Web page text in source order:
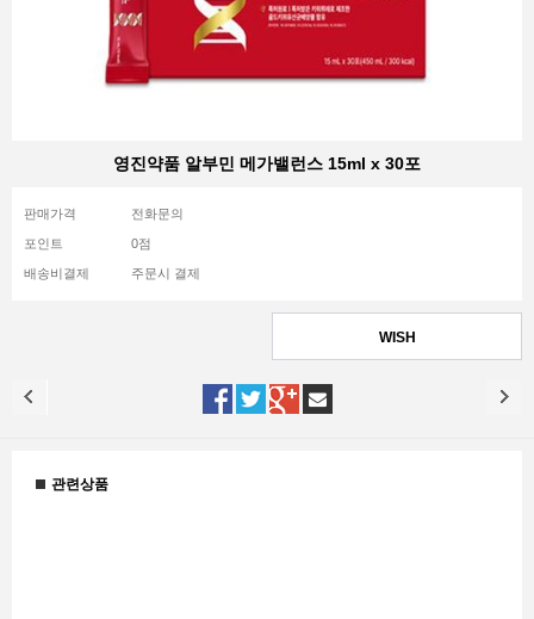
영진약품 알부민 메가밸런스 15ml x 30포
판매가격 전화문의
포인트 0점
배송비결제 주문시 결제
WISH
관련상품